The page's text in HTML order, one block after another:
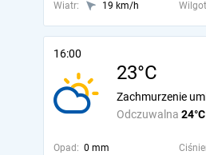
Wiatr:
19 km/h
16:00
23°C
Odczuwalna 24°C
Zachmurzenie
Opad: 0 mm